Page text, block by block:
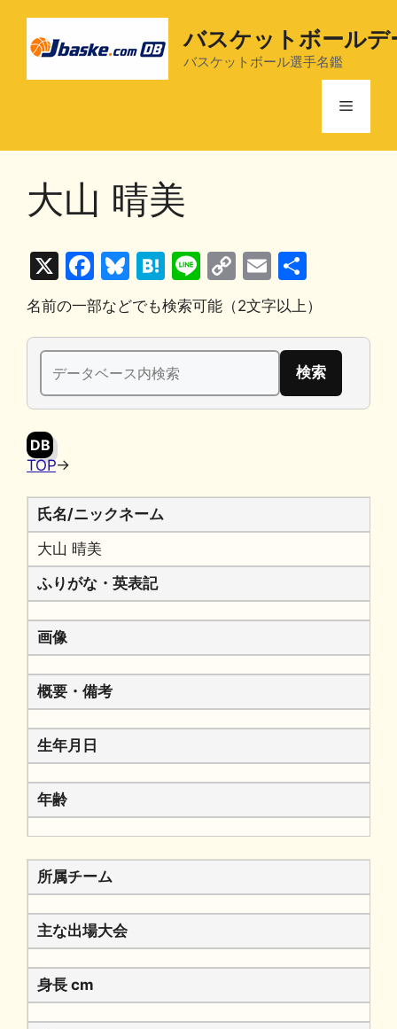
バスケットボールデ
バスケットボール選手名鑑
メ
大山 晴美
X
F
a
c
e
b
o
Bl
u
e
s
k
y
H
at
e
n
a
Li
n
e
C
o
p
y
n
E
m
ai
l
有
名前の一部などでも検索可能（2文字以上）
検
索:
DB
TOP→
氏名/ニックネーム
大山 晴美
ふりがな・英表記
画像
概要・備考
生年月日
年齢
所属チーム
主な出場大会
身長 cm